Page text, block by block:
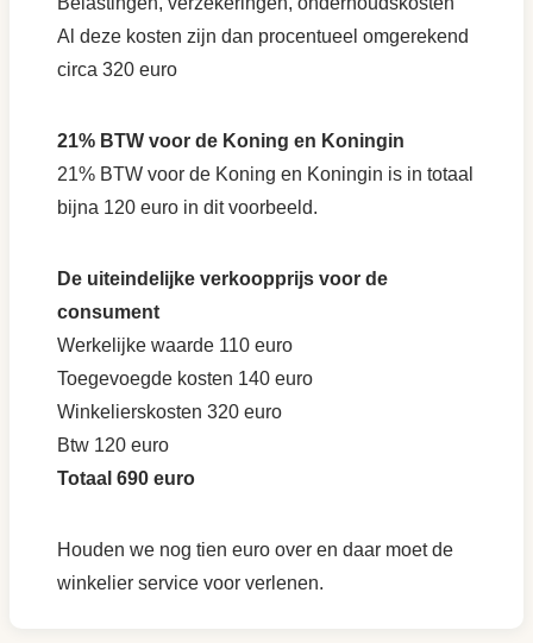
Al deze kosten zijn dan procentueel omgerekend
circa 320 euro
21% BTW voor de Koning en Koningin
21% BTW voor de Koning en Koningin is in totaal
bijna 120 euro in dit voorbeeld.
De uiteindelijke verkoopprijs voor de
consument
Werkelijke waarde 110 euro
Toegevoegde kosten 140 euro
Winkelierskosten 320 euro
Btw 120 euro
Totaal 690 euro
Houden we nog tien euro over en daar moet de
winkelier service voor verlenen.